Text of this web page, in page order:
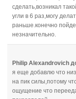
сделать,возникал
угли в 6 раз,могу
раньше.конечно
незначительно.
Philip Alexandrovich
я еще добавлю что
на пик силы,потому
ощущение что